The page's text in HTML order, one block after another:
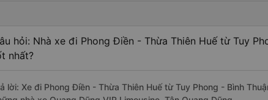
hỏi: Nhà xe đi Phong Điền - Thừa Thiên Huế từ Tuy
nhất?
lời: Xe đi Phong Điền - Thừa Thiên Huế từ Tuy Phong - Bình